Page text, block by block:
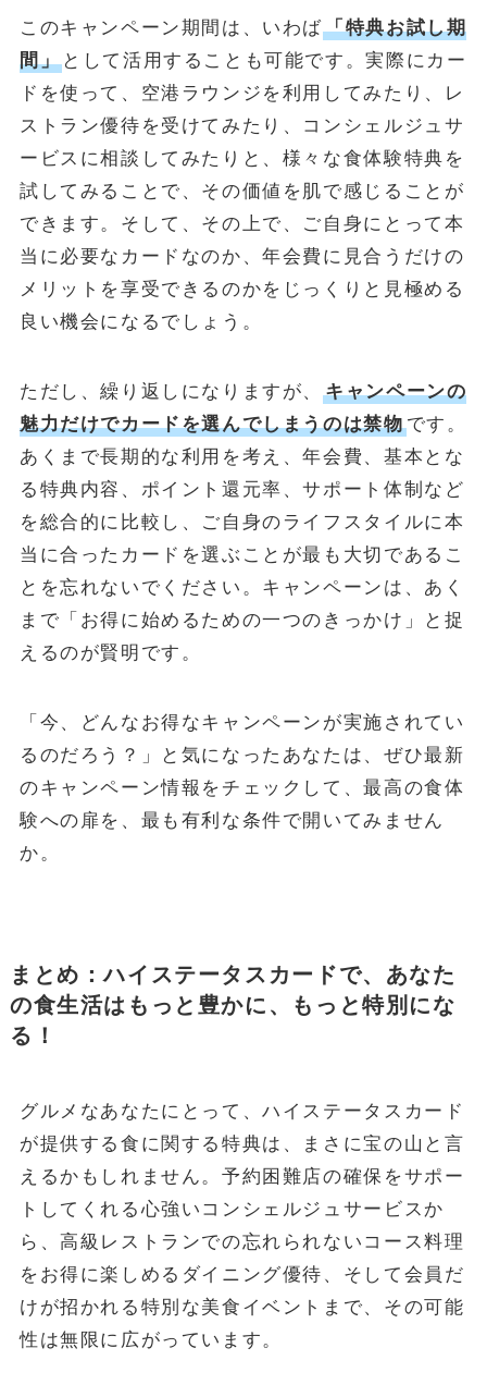
このキャンペーン期間は、いわば「特典お試し期
間」 として活用することも可能です。実際にカー
ドを使って、空港ラウンジを利用してみたり、レ
ストラン優待を受けてみたり、コンシェルジュサ
ービスに相談してみたりと、様々な食体験特典を
試してみることで、その価値を肌で感じることが
できます。そして、その上で、ご自身にとって本
当に必要なカードなのか、年会費に見合うだけの
メリットを享受できるのかをじっくりと見極める
良い機会になるでしょう。
ただし、繰り返しになりますが、キャンペーンの
魅力だけでカードを選んでしまうのは禁物です。
あくまで長期的な利用を考え、年会費、基本とな
る特典内容、ポイント還元率、サポート体制など
を総合的に比較し、ご自身のライフスタイルに本
当に合ったカードを選ぶことが最も大切であるこ
とを忘れないでください。キャンペーンは、あく
まで「お得に始めるための一つのきっかけ」と捉
えるのが賢明です。
「今、どんなお得なキャンペーンが実施されてい
るのだろう？」と気になったあなたは、ぜひ最新
のキャンペーン情報をチェックして、最高の食体
験への扉を、最も有利な条件で開いてみません
か。
まとめ：ハイステータスカードで、あなた
の食生活はもっと豊かに、もっと特別にな
る！
グルメなあなたにとって、ハイステータスカード
が提供する食に関する特典は、まさに宝の山と言
えるかもしれません。予約困難店の確保をサポー
トしてくれる心強いコンシェルジュサービスか
ら、高級レストランでの忘れられないコース料理
をお得に楽しめるダイニング優待、そして会員だ
けが招かれる特別な美食イベントまで、その可能
性は無限に広がっています。